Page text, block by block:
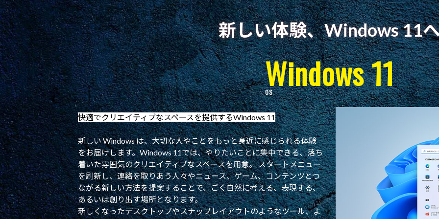
新しい体験、Windows 11
Windows 11
快適でクリエイティブなスペースを提供するWindows 11
新しい Windows は、大切な人やことをもっと身近に感じられる体験
をお届けします。Windows 11では、やりたいことに集中できる、落ち
着いた雰囲気のクリエイティブなスペースを用意。 スタートメニュー
を刷新し、連絡を取りあう人々やニュース、ゲーム、コンテンツとつ
ながる新しい方法を提案することで、ごく自然に考える、表現する、
あるいは創り出す場所となります。
新しくなったデスクトップやスナップレイアウトのようなツール、よ